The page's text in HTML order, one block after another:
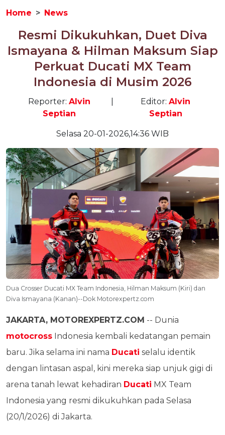
Home News
Resmi Dikukuhkan, Duet Diva
Ismayana & Hilman Maksum Siap
Perkuat Ducati MX Team
Indonesia di Musim 2026
Reporter: Alvin
Septian
Editor:Alvin
Septian
Selasa 20-01-2026,14:36 WIB
Dua Crosser Ducati MX Team Indonesia, Hilman Maksum (Kiri) dan
Diva Ismayana (Kanan)--Dok Motorexpertz.com
JAKARTA, MOTOREXPERTZ.COM -- Dunia
motocross Indonesia kembali kedatangan pemain
baru. Jika selama ini nama Ducati selalu identik
dengan lintasan aspal, kini mereka siap unjuk gigi di
arena tanah lewat kehadiran Ducati MX Team
Indonesia yang resmi dikukuhkan pada Selasa
(20/1/2026) di Jakarta.